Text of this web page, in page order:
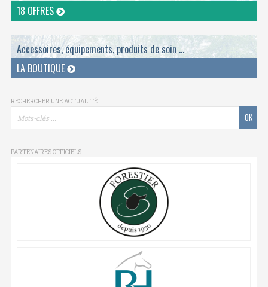
18 OFFRES
Accessoires, équipements, produits de soin ...
LA BOUTIQUE
RECHERCHER UNE ACTUALITÉ
PARTENAIRES OFFICIELS